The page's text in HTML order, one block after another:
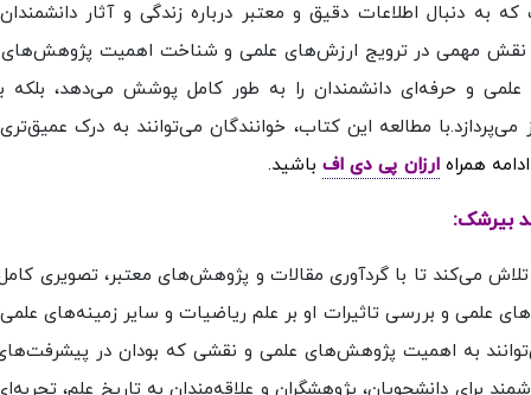
به دنبال اطلاعات دقیق و معتبر درباره زندگی و آثار
نقش مهمی در ترویج ارزش‌های علمی و شناخت اهمیت
علمی و حرفه‌ای دانشمندان را به طور کامل پوشش می‌دهد، بلکه
مطالعه این کتاب، خوانندگان می‌توانند به درک
همراهارزان پی دی اف باشید.
می‌کند تا با گردآوری مقالات و پژوهش‌های معتبر، تصویری
علمی و بررسی تاثیرات او بر علم ریاضیات و سایر زمینه‌های علمی
به اهمیت پژوهش‌های علمی و نقشی که بودان در